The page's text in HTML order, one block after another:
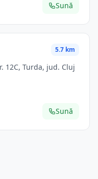
Sună
5.7 km
12C, Turda, jud. Cluj
Sună